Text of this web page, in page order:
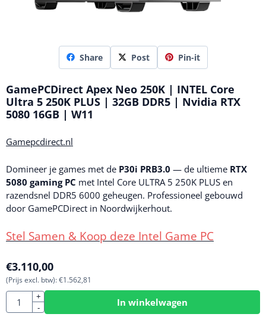
Share Post Pin-it
GamePCDirect Apex Neo 250K | INTEL Core
Ultra 5 250K PLUS | 32GB DDR5 | Nvidia RTX
5080 16GB | W11
Gamepcdirect.nl
Domineer je games met de P30i PRB3.0 — de ultieme RTX
5080 gaming PC met Intel Core ULTRA 5 250K PLUS en
razendsnel DDR5 6000 geheugen. Professioneel gebouwd
door GamePCDirect in Noordwijkerhout.
Stel Samen & Koop deze Intel Game PC
€3.110,00
(Prijs excl. btw):€1.562,81
Aantal
+
-
In winkelwagen